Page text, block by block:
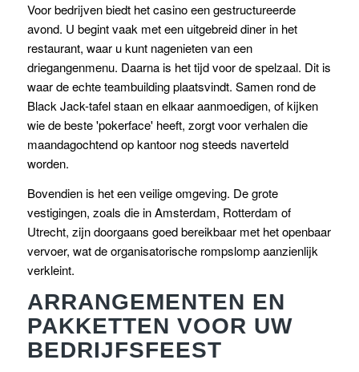
Voor bedrijven biedt het casino een gestructureerde
avond. U begint vaak met een uitgebreid diner in het
restaurant, waar u kunt nagenieten van een
driegangenmenu. Daarna is het tijd voor de spelzaal. Dit is
waar de echte teambuilding plaatsvindt. Samen rond de
Black Jack-tafel staan en elkaar aanmoedigen, of kijken
wie de beste 'pokerface' heeft, zorgt voor verhalen die
maandagochtend op kantoor nog steeds naverteld
worden.
Bovendien is het een veilige omgeving. De grote
vestigingen, zoals die in Amsterdam, Rotterdam of
Utrecht, zijn doorgaans goed bereikbaar met het openbaar
vervoer, wat de organisatorische rompslomp aanzienlijk
verkleint.
ARRANGEMENTEN EN
PAKKETTEN VOOR UW
BEDRIJFSFEEST